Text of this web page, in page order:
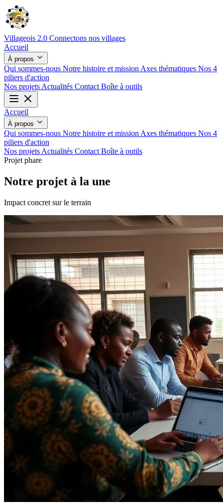
Villageois 2.0 Connectons nos villages
Accueil
À propos
Qui sommes-nous Notre histoire et mission Axes thématiques Nos 4
piliers d'action
Nos projets Actualités Contact Boîte à outils
Accueil
À propos
Qui sommes-nous Notre histoire et mission Axes thématiques Nos 4
piliers d'action
Nos projets Actualités Contact Boîte à outils
Projet phare
Notre projet à la une
Impact concret sur le terrain